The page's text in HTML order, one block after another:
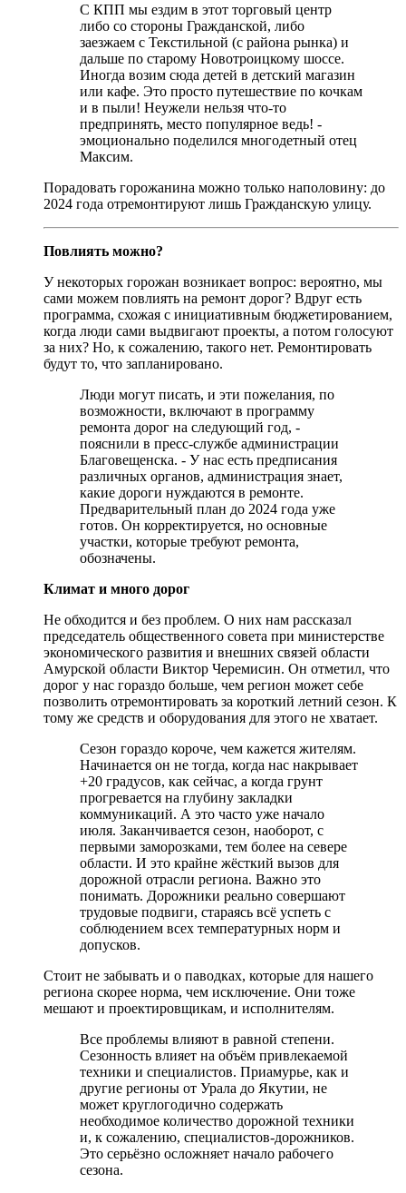
С КПП мы ездим в этот торговый центр
либо со стороны Гражданской, либо
заезжаем с Текстильной (с района рынка) и
дальше по старому Новотроицкому шоссе.
Иногда возим сюда детей в детский магазин
или кафе. Это просто путешествие по кочкам
и в пыли! Неужели нельзя что-то
предпринять, место популярное ведь! -
эмоционально поделился многодетный отец
Максим.
Порадовать горожанина можно только наполовину: до
2024 года отремонтируют лишь Гражданскую улицу.
Повлиять можно?
У некоторых горожан возникает вопрос: вероятно, мы
сами можем повлиять на ремонт дорог? Вдруг есть
программа, схожая с инициативным бюджетированием,
когда люди сами выдвигают проекты, а потом голосуют
за них? Но, к сожалению, такого нет. Ремонтировать
будут то, что запланировано.
Люди могут писать, и эти пожелания, по
возможности, включают в программу
ремонта дорог на следующий год, -
пояснили в пресс-службе администрации
Благовещенска. - У нас есть предписания
различных органов, администрация знает,
какие дороги нуждаются в ремонте.
Предварительный план до 2024 года уже
готов. Он корректируется, но основные
участки, которые требуют ремонта,
обозначены.
Климат и много дорог
Не обходится и без проблем. О них нам рассказал
председатель общественного совета при министерстве
экономического развития и внешних связей области
Амурской области Виктор Черемисин. Он отметил, что
дорог у нас гораздо больше, чем регион может себе
позволить отремонтировать за короткий летний сезон. К
тому же средств и оборудования для этого не хватает.
Сезон гораздо короче, чем кажется жителям.
Начинается он не тогда, когда нас накрывает
+20 градусов, как сейчас, а когда грунт
прогревается на глубину закладки
коммуникаций. А это часто уже начало
июля. Заканчивается сезон, наоборот, с
первыми заморозками, тем более на севере
области. И это крайне жёсткий вызов для
дорожной отрасли региона. Важно это
понимать. Дорожники реально совершают
трудовые подвиги, стараясь всё успеть с
соблюдением всех температурных норм и
допусков.
Стоит не забывать и о паводках, которые для нашего
региона скорее норма, чем исключение. Они тоже
мешают и проектировщикам, и исполнителям.
Все проблемы влияют в равной степени.
Сезонность влияет на объём привлекаемой
техники и специалистов. Приамурье, как и
другие регионы от Урала до Якутии, не
может круглогодично содержать
необходимое количество дорожной техники
и, к сожалению, специалистов-дорожников.
Это серьёзно осложняет начало рабочего
сезона.